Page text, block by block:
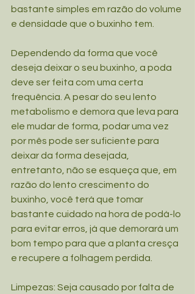
bastante simples em razão do volume
e densidade que o buxinho tem.
Dependendo da forma que você
deseja deixar o seu buxinho, a poda
deve ser feita com uma certa
frequência. A pesar do seu lento
metabolismo e demora que leva para
ele mudar de forma, podar uma vez
por mês pode ser suficiente para
deixar da forma desejada,
entretanto, não se esqueça que, em
razão do lento crescimento do
buxinho, você terá que tomar
bastante cuidado na hora de podá-lo
para evitar erros, já que demorará um
bom tempo para que a planta cresça
e recupere a folhagem perdida.
Limpezas: Seja causado por falta de